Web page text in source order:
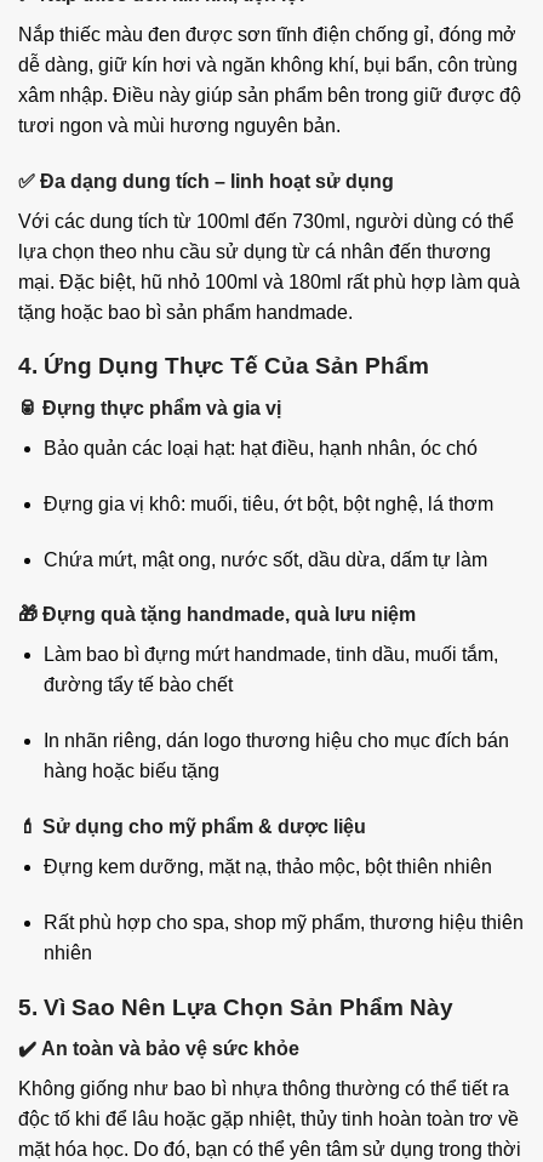
Nắp thiếc màu đen được sơn tĩnh điện chống gỉ, đóng mở
dễ dàng, giữ kín hơi và ngăn không khí, bụi bẩn, côn trùng
xâm nhập. Điều này giúp sản phẩm bên trong giữ được độ
tươi ngon và mùi hương nguyên bản.
✅ Đa dạng dung tích – linh hoạt sử dụng
Với các dung tích từ 100ml đến 730ml, người dùng có thể
lựa chọn theo nhu cầu sử dụng từ cá nhân đến thương
mại. Đặc biệt, hũ nhỏ 100ml và 180ml rất phù hợp làm quà
tặng hoặc bao bì sản phẩm handmade.
4. Ứng Dụng Thực Tế Của Sản Phẩm
🥫 Đựng thực phẩm và gia vị
Bảo quản các loại hạt: hạt điều, hạnh nhân, óc chó
Đựng gia vị khô: muối, tiêu, ớt bột, bột nghệ, lá thơm
Chứa mứt, mật ong, nước sốt, dầu dừa, dấm tự làm
🎁 Đựng quà tặng handmade, quà lưu niệm
Làm bao bì đựng mứt handmade, tinh dầu, muối tắm,
đường tẩy tế bào chết
In nhãn riêng, dán logo thương hiệu cho mục đích bán
hàng hoặc biếu tặng
💄 Sử dụng cho mỹ phẩm & dược liệu
Đựng kem dưỡng, mặt nạ, thảo mộc, bột thiên nhiên
Rất phù hợp cho spa, shop mỹ phẩm, thương hiệu thiên
nhiên
5. Vì Sao Nên Lựa Chọn Sản Phẩm Này
✔️ An toàn và bảo vệ sức khỏe
Không giống như bao bì nhựa thông thường có thể tiết ra
độc tố khi để lâu hoặc gặp nhiệt, thủy tinh hoàn toàn trơ về
mặt hóa học. Do đó, bạn có thể yên tâm sử dụng trong thời